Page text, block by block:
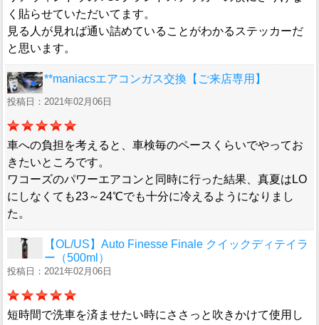
く貼らせていただいてます。
見る人が見れば通い詰めていることがわかるステッカーだ
と思います。
**maniacsエアコンガス交換【ご来店専用】
投稿日：2021年02月06日
車への負担を考えると、車検毎のペースくらいでやってお
きたいところです。
ワコーズのパワーエアコンと同時に行った結果、真夏はLO
にしなくても23～24℃でも十分に冷えるようになりまし
た。
【OL/US】Auto Finesse Finale クイックディテイラ
ー（500ml）
投稿日：2021年02月06日
短時間で洗車を済ませたい時にささっと吹きかけて使用し